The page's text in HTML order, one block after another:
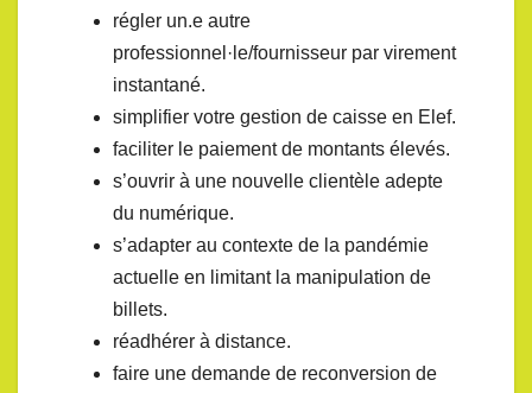
régler un.e autre
professionnel·le/fournisseur par virement
instantané.
simplifier votre gestion de caisse en Elef.
faciliter le paiement de montants élevés.
s’ouvrir à une nouvelle clientèle adepte
du numérique.
s’adapter au contexte de la pandémie
actuelle en limitant la manipulation de
billets.
réadhérer à distance.
faire une demande de reconversion de